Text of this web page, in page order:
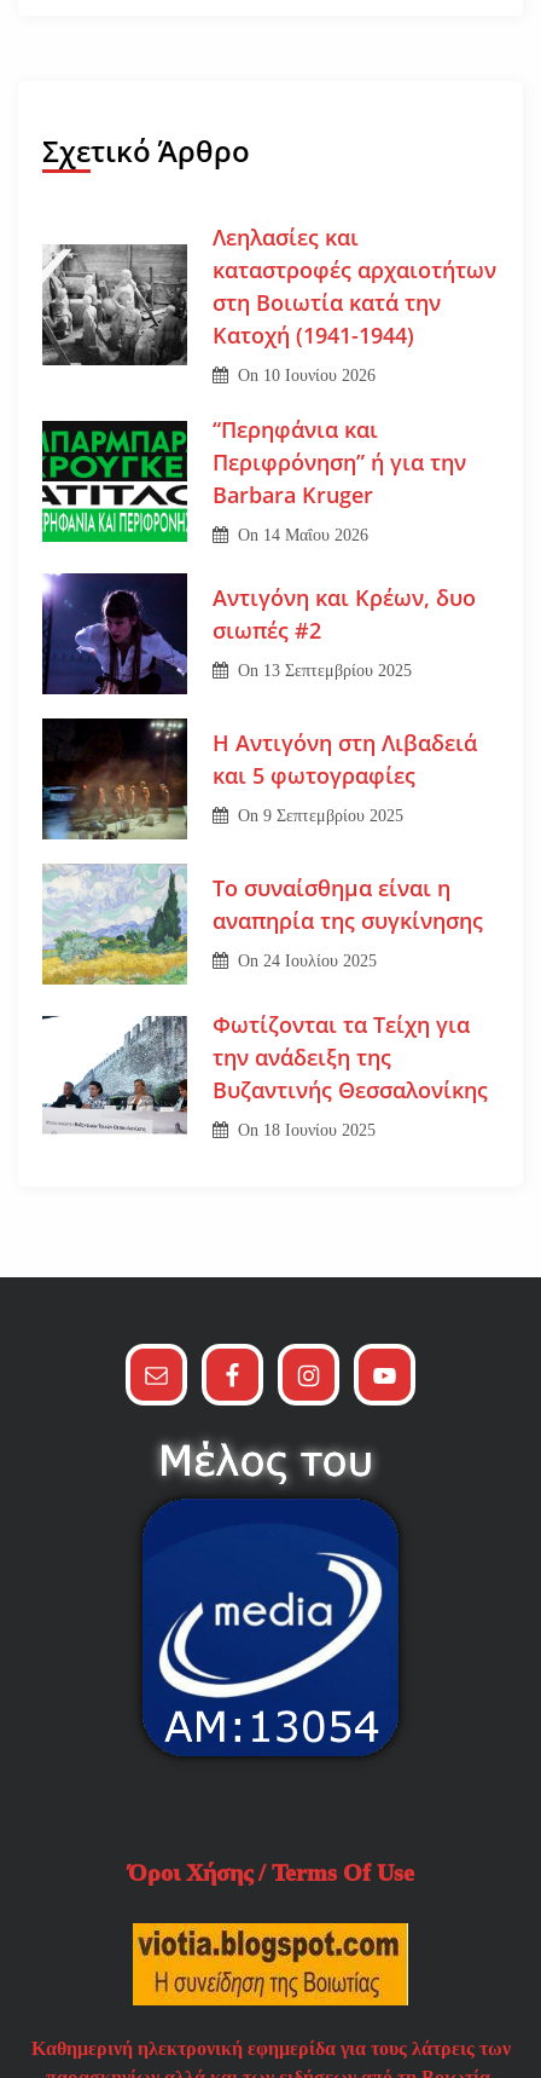
Σχετικό Άρθρο
Λεηλασίες και
καταστροφές αρχαιοτήτων
στη Βοιωτία κατά την
Κατοχή (1941-1944)
On 10 Ιουνίου 2026
“Περηφάνια και
Περιφρόνηση” ή για την
Barbara Kruger
On 14 Μαΐου 2026
Αντιγόνη και Κρέων, δυο
σιωπές #2
On 13 Σεπτεμβρίου 2025
Η Αντιγόνη στη Λιβαδειά
και 5 φωτογραφίες
On9 Σεπτεμβρίου 2025
Το συναίσθημα είναι η
αναπηρία της συγκίνησης
On24 Ιουλίου 2025
Φωτίζονται τα Τείχη για
την ανάδειξη της
Βυζαντινής Θεσσαλονίκης
On 18 Ιουνίου 2025
Όροι Χήσης / Terms Of Use
Καθημερινή ηλεκτρονική εφημερίδα για τους λάτρεις των